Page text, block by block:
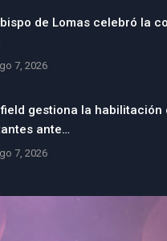
de Lomas celebró la
7, 2026
gestiona la habilitación
ante…
7, 2026